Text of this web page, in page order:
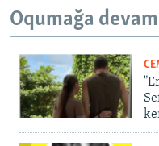
Oqumağa